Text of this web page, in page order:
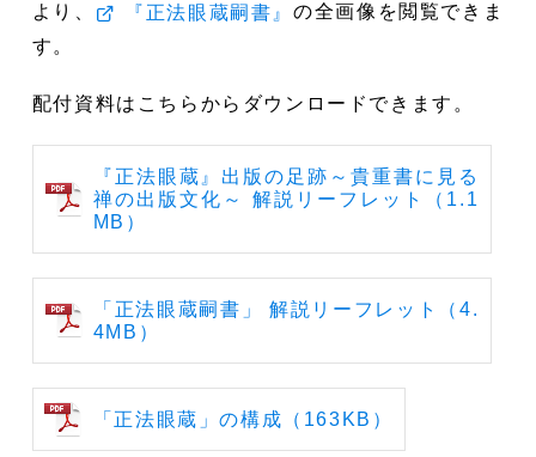
より、
『正法眼蔵嗣書』の全画像を閲覧できま
す。
配付資料はこちらからダウンロードできます。
『正法眼蔵』出版の足跡～貴重書に見る
禅の出版文化～ 解説リーフレット（1.1
MB）
「正法眼蔵嗣書」 解説リーフレット（4.
4MB）
「正法眼蔵」の構成（163KB）